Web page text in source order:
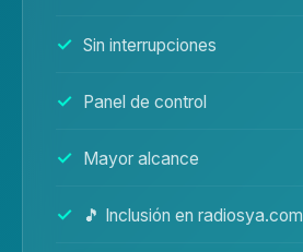
Sin interrupciones
Panel de control
Mayor alcance
🎵 Inclusión en radiosya.com